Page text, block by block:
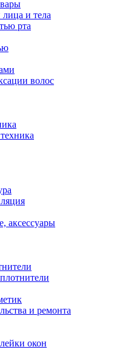
и тела
рта
волос
аксессуары
и ремонта
окон